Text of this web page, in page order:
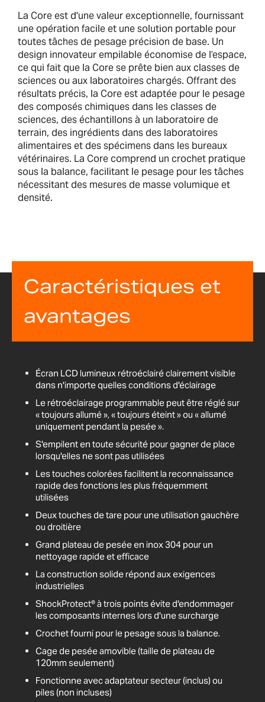
La Core est d'une valeur exceptionnelle, fournissant
une opération facile et une solution portable pour
toutes tâches de pesage précision de base. Un
design innovateur empilable économise de l’espace,
ce qui fait que la Core se prête bien aux classes de
sciences ou aux laboratoires chargés. Offrant des
résultats précis, la Core est adaptée pour le pesage
des composés chimiques dans les classes de
sciences, des échantillons à un laboratoire de
terrain, des ingrédients dans des laboratoires
alimentaires et des spécimens dans les bureaux
vétérinaires. La Core comprend un crochet pratique
sous la balance, facilitant le pesage pour les tâches
nécessitant des mesures de masse volumique et
densité.
Caractéristiques et
avantages
Écran LCD lumineux rétroéclairé clairement visible
dans n'importe quelles conditions d'éclairage
Le rétroéclairage programmable peut être réglé sur
« toujours allumé », « toujours éteint » ou « allumé
uniquement pendant la pesée ».
S'empilent en toute sécurité pour gagner de place
lorsqu'elles ne sont pas utilisées
Les touches colorées facilitent la reconnaissance
rapide des fonctions les plus fréquemment
utilisées
Deux touches de tare pour une utilisation gauchère
ou droitière
Grand plateau de pesée en inox 304 pour un
nettoyage rapide et efficace
La construction solide répond aux exigences
industrielles
ShockProtect® à trois points évite d'endommager
les composants internes lors d'une surcharge
Crochet fourni pour le pesage sous la balance.
Cage de pesée amovible (taille de plateau de
120mm seulement)
Fonctionne avec adaptateur secteur (inclus) ou
piles (non incluses)